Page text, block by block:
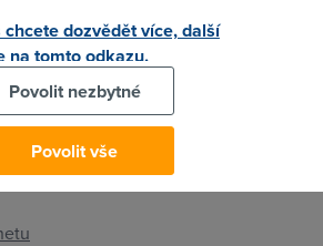
dozvědět více, další
na tomto odkazu.
Povolit nezbytné
Povolit vše